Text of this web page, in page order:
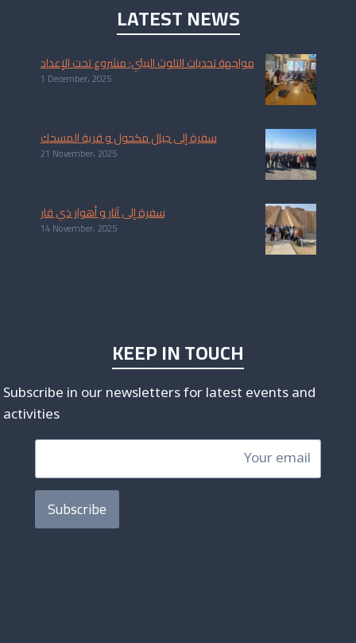
LATEST NEWS
مواجهة تحديات التلوث البيئي: مشروع تحت الإعداد
1 December، 2025
سفرة إلى جبال مكحول و قرية المسحك
21 November، 2025
سفرة إلى آثار و أهوار ذي قار
14 November، 2025
KEEP IN TOUCH
Subscribe in our newsletters for latest events and
activities
Subscribe